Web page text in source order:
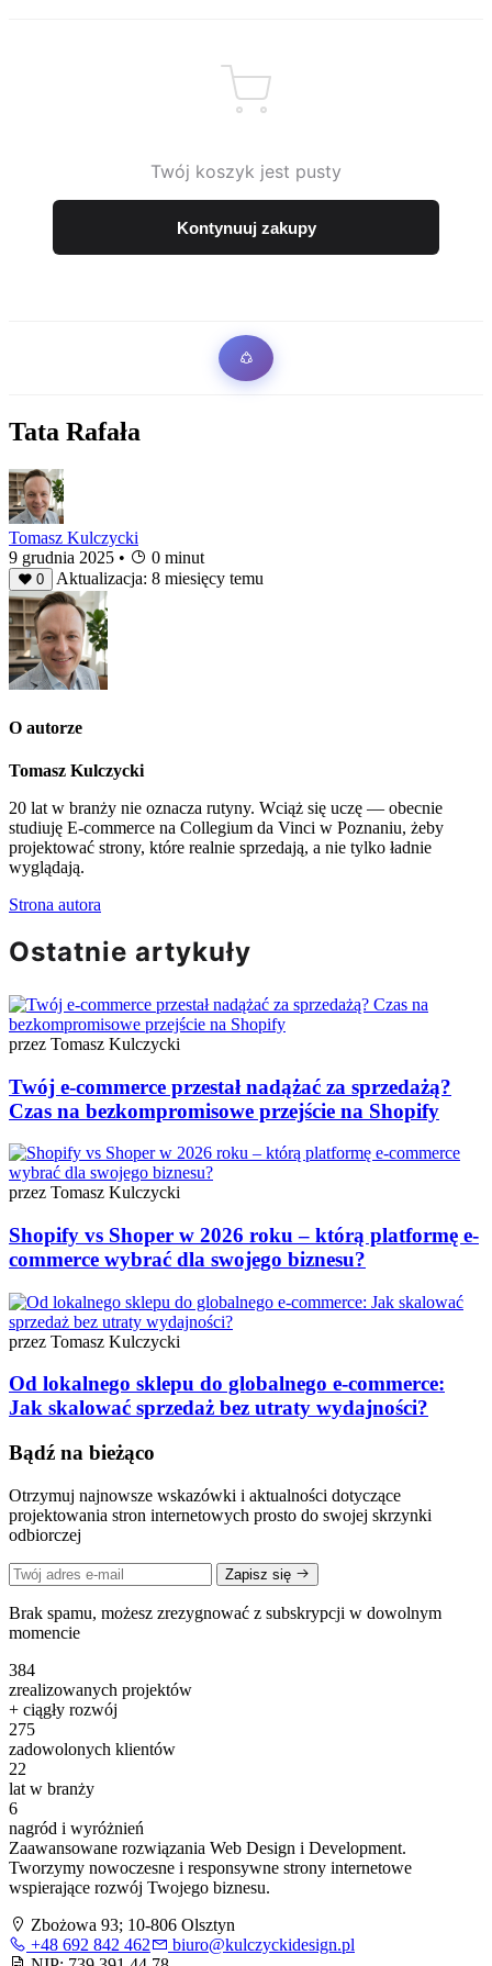
Twój koszyk jest pusty
Kontynuuj zakupy
Tata Rafała
Tomasz Kulczycki
9 grudnia 2025 • 0 minut
0 Aktualizacja: 8 miesięcy temu
O autorze
Tomasz Kulczycki
20 lat w branży nie oznacza rutyny. Wciąż się uczę — obecnie
studiuję E-commerce na Collegium da Vinci w Poznaniu, żeby
projektować strony, które realnie sprzedają, a nie tylko ładnie
wyglądają.
Strona autora
Ostatnie artykuły
przez Tomasz Kulczycki
Twój e-commerce przestał nadążać za sprzedażą?
Czas na bezkompromisowe przejście na Shopify
przez Tomasz Kulczycki
Shopify vs Shoper w 2026 roku – którą platformę e-
commerce wybrać dla swojego biznesu?
przez Tomasz Kulczycki
Od lokalnego sklepu do globalnego e-commerce:
Jak skalować sprzedaż bez utraty wydajności?
Bądź na bieżąco
Otrzymuj najnowsze wskazówki i aktualności dotyczące
projektowania stron internetowych prosto do swojej skrzynki
odbiorczej
Zapisz się
Brak spamu, możesz zrezygnować z subskrypcji w dowolnym
momencie
384
zrealizowanych projektów
+ ciągły rozwój
275
zadowolonych klientów
22
lat w branży
6
nagród i wyróżnień
Zaawansowane rozwiązania Web Design i Development.
Tworzymy nowoczesne i responsywne strony internetowe
wspierające rozwój Twojego biznesu.
Zbożowa 93; 10-806 Olsztyn
+48 692 842 462
biuro@kulczyckidesign.pl